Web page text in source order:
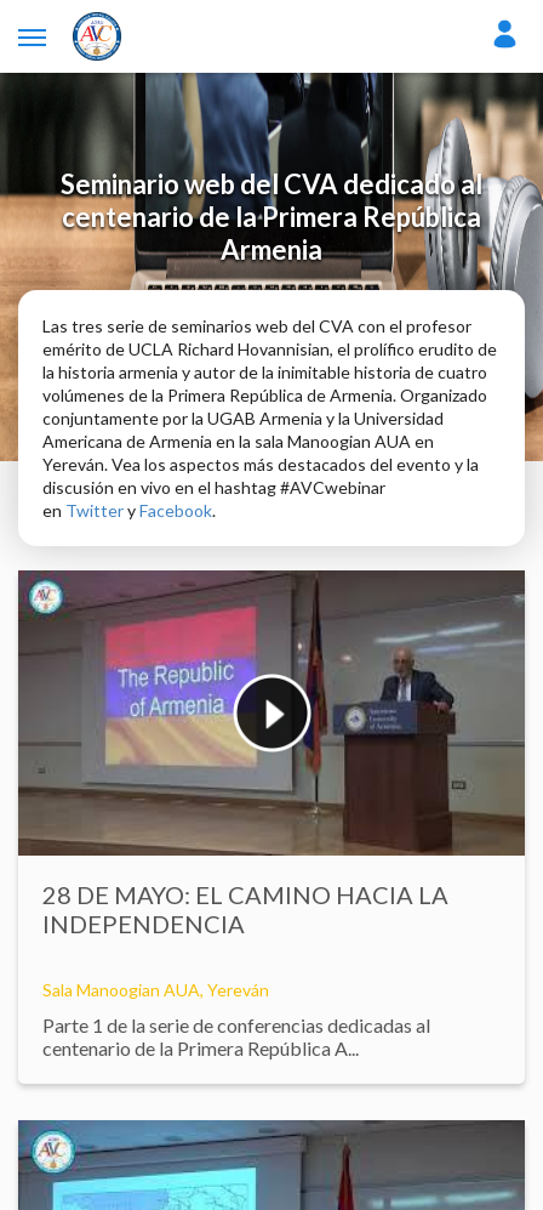
Seminario web del CVA dedicado al
centenario de la Primera República
Armenia
Las tres serie de seminarios web del CVA con el profesor
emérito de UCLA Richard Hovannisian, el prolífico erudito de
la historia armenia y autor de la inimitable historia de cuatro
volúmenes de la Primera República de Armenia. Organizado
conjuntamente por la UGAB Armenia y la Universidad
Americana de Armenia en la sala Manoogian AUA en
Yereván. Vea los aspectos más destacados del evento y la
discusión en vivo en el hashtag #AVCwebinar
en TwitteryFacebook.
28 DE MAYO: EL CAMINO HACIA LA
INDEPENDENCIA
Sala Manoogian AUA, Yereván
Parte 1 de la serie de conferencias dedicadas al
centenario de la Primera República A...